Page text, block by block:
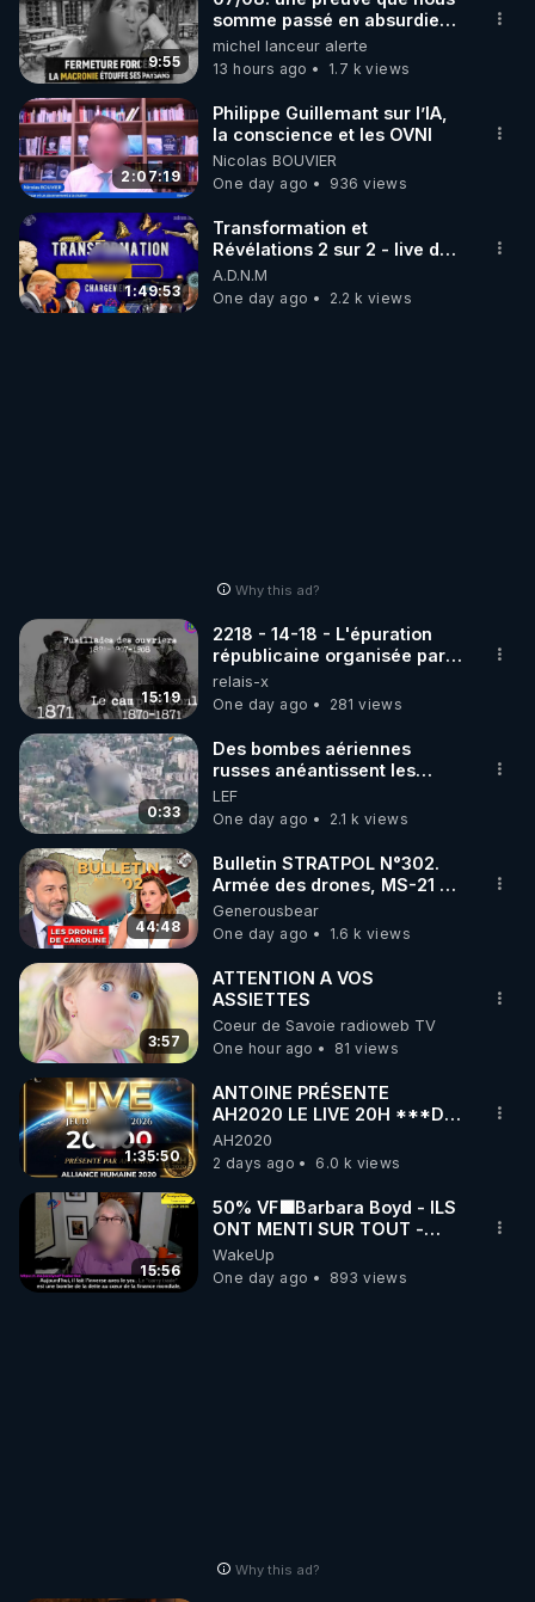
9:55
somme passé en absurdie
une dictature qui veut faire
taire ses opposant !
michel lanceur alerte
13 hours ago
1.7 k views
2:07:19
Philippe Guillemant sur l’IA,
la conscience et les OVNI
Nicolas BOUVIER
One day ago
936 views
1:49:53
Transformation et
Révélations 2 sur 2 - live du
07/08/26
A.D.N.M
One day ago
2.2 k views
Why this ad?
15:19
2218 - 14-18 - L'épuration
républicaine organisée par
les frères de la truelle
relais-x
One day ago
281 views
0:33
Des bombes aériennes
russes anéantissent les
centres de contrôle de
drones de 3 brigades
ukrainienne
LEF
One day ago
2.1 k views
44:48
Bulletin STRATPOL N°302.
Armée des drones, MS-21 en
série, missiles coréens.
07.08.2026.
Generousbear
One day ago
1.6 k views
3:57
ATTENTION A VOS
ASSIETTES
Coeur de Savoie radioweb TV
One hour ago
81 views
1:35:50
ANTOINE PRÉSENTE
AH2020 LE LIVE 20H ***DU
06/08/2026***
AH2020
2 days ago
6.0 k views
15:56
50% VF🟩Barbara Boyd - ILS
ONT MENTI SUR TOUT -
Jocelyne Traduction
WakeUp
One day ago
893 views
Why this ad?